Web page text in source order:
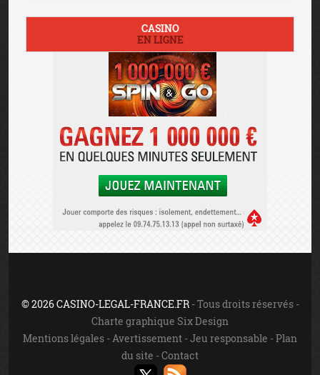
CASINO
EN LIGNE
© 2026 CASINO-LEGAL-FRANCE.FR- Tous droits réservés -
Charte graphique Six Design
Mentions légales - Avertissement -Jeu responsable -Plan
du site -Contact